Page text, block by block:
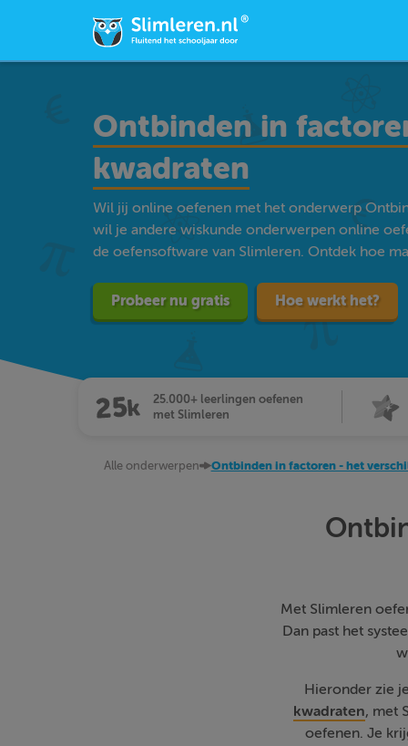
Ontbinden in
kwadraten
Wil jij online oefenen met het onderwerp
wil je andere wiskunde onderwerpen online
de oefensoftware van Slimleren. Ontdek hoe
Probeer nu gratis Hoe werkt het?
25.000+ leerlingen oefenen
met Slimleren
Alle onderwerpen Ontbinden in factoren - het
Met Slimleren
Dan past het
Hieronder zie
kwadraten, met
oefenen. Je